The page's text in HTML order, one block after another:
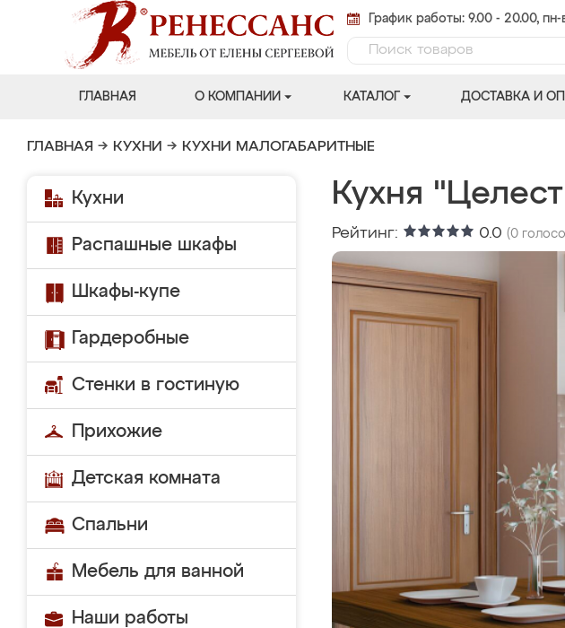
График работы: 9.00 - 20.00, пн-
ГЛАВНАЯ О КОМПАНИИ КАТАЛОГ ДОСТАВКА И
ГЛАВНАЯ → КУХНИ → КУХНИ МАЛОГАБАРИТНЫЕ
Кухни
Распашные шкафы
Шкафы-купе
Гардеробные
Стенки в гостиную
Прихожие
Детская комната
Спальни
Мебель для ванной
Наши работы
Кухня
Рейтинг: 0.0 (0